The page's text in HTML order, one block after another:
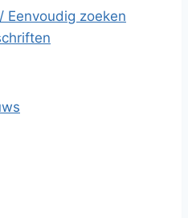
Eenvoudig zoeken